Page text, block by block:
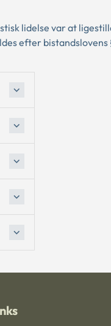
lidelse var at
efter bistandslovens